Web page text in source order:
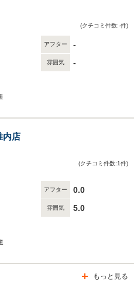
(クチコミ件数:-件)
アフター -
雰囲気 -
内店
(クチコミ件数:1件)
アフター 0.0
雰囲気 5.0
もっと見る